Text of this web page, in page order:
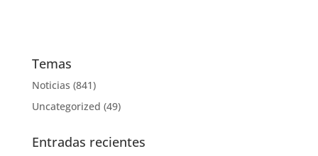
Temas
Noticias (841)
Uncategorized (49)
Entradas recientes